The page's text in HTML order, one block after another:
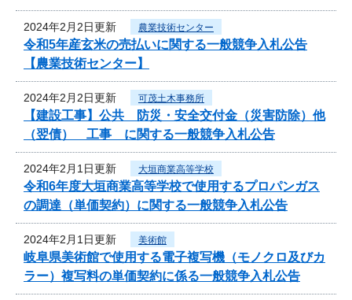
2024年2月2日更新 農業技術センター
令和5年産玄米の売払いに関する一般競争入札公告
【農業技術センター】
2024年2月2日更新 可茂土木事務所
【建設工事】公共 防災・安全交付金（災害防除）他
（翌債） 工事 に関する一般競争入札公告
2024年2月1日更新 大垣商業高等学校
令和6年度大垣商業高等学校で使用するプロパンガス
の調達（単価契約）に関する一般競争入札公告
2024年2月1日更新 美術館
岐阜県美術館で使用する電子複写機（モノクロ及びカ
ラー）複写料の単価契約に係る一般競争入札公告